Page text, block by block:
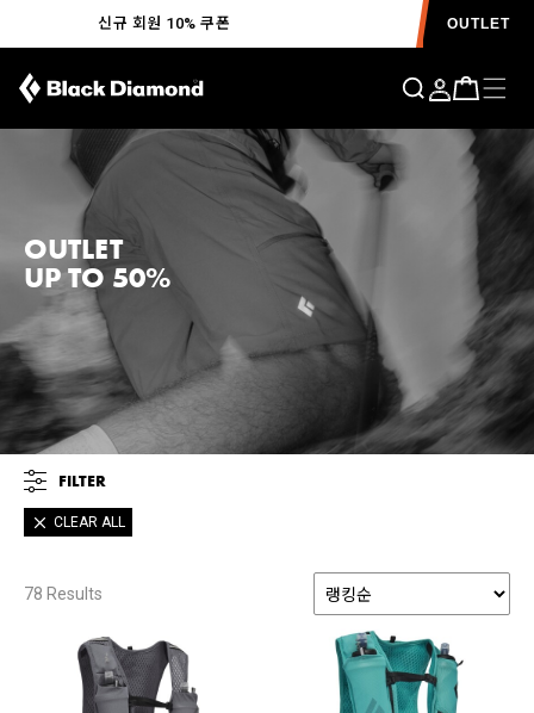
신규 회원 10% 쿠폰 OUTLET
OUTLET
UP TO 50%
CLEAR ALL
FILTER
78 Results